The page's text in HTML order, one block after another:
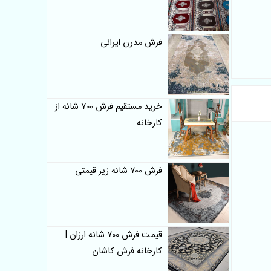
فرش مدرن ایرانی
خرید مستقیم فرش 700 شانه از
کارخانه
فرش 700 شانه زیر قیمتی
قیمت فرش 700 شانه ارزان |
کارخانه فرش کاشان